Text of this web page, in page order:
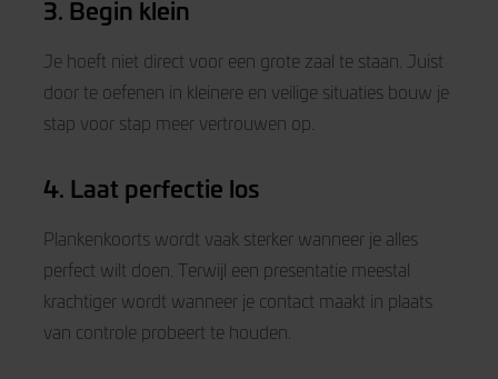
3. Begin klein
Je hoeft niet direct voor een grote zaal te staan. Juist
door te oefenen in kleinere en veilige situaties bouw je
stap voor stap meer vertrouwen op.
4. Laat perfectie los
Plankenkoorts wordt vaak sterker wanneer je alles
perfect wilt doen. Terwijl een presentatie meestal
krachtiger wordt wanneer je contact maakt in plaats
van controle probeert te houden.